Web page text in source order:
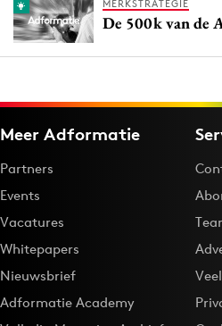
MERKSTRATEGIE
De 500k van de
Meer Adformatie
Partners
Events
Vacatures
Whitepapers
Nieuwsbrief
Adformatie Academy